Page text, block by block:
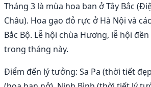
Tháng 3 là mùa hoa ban ở Tây Bắc
Châu). Hoa gạo đỏ rực ở Hà Nội và
Bắc Bộ. Lễ hội chùa Hương, lễ hội
trong tháng này.
Điểm đến lý tưởng: Sa Pa (thời tiết